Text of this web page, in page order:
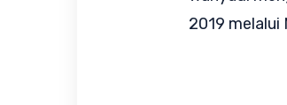
2019 melalui